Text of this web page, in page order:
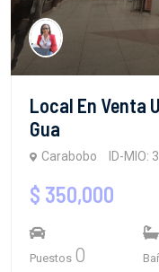
Local En Venta
Gua
Carabobo ID-MIO:
$ 350,000
Puestos 0